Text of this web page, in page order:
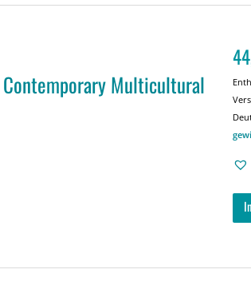
Multicultural